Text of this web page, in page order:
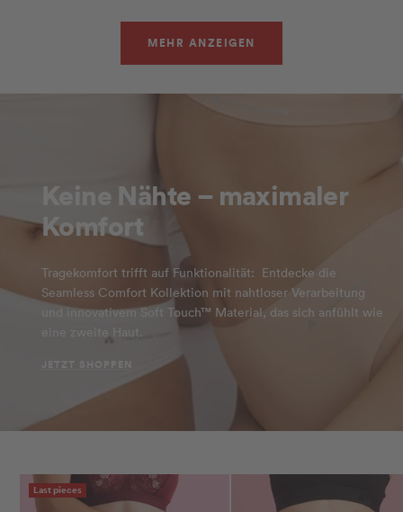
MEHR ANZEIGEN
Keine Nähte – maximaler
Komfort
Tragekomfort trifft auf Funktionalität: Entdecke die
Seamless Comfort Kollektion mit nahtloser Verarbeitung
und innovativem Soft Touch™ Material, das sich anfühlt wie
eine zweite Haut.
Last pieces